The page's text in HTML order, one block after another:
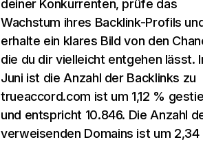
deiner Konkurrenten, prüfe das
Wachstum ihres Backlink-Profils
erhalte ein klares Bild von den
die du dir vielleicht entgehen lässt.
Juni ist die Anzahl der Backlinks zu
trueaccord.com ist um 1,12 %
und entspricht 10.846. Die Anzahl
verweisenden Domains ist um 2,34